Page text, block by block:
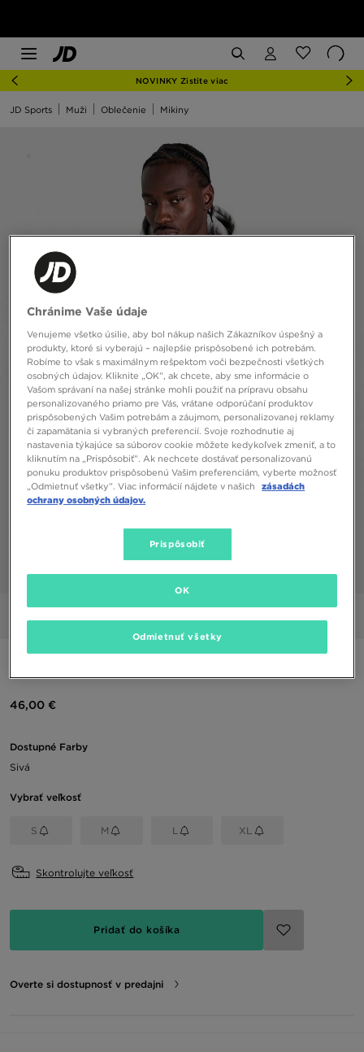
NOVINKY Zistite viac
JD Sports Muži Oblečenie Mikiny
46,00 €
Dostupné Farby
Sivá
Vybrať veľkosť
S M L XL
Skontrolujte veľkosť
Pridať do košíka
Overte si dostupnosť v predajni
Chránime Vaše údaje
Venujeme všetko úsilie, aby bol nákup našich Zákazníkov úspešný a
produkty, ktoré si vyberajú – najlepšie prispôsobené ich potrebám.
Robíme to však s maximálnym rešpektom voči bezpečnosti všetkých
osobných údajov. Kliknite „OK”, ak chcete, aby sme informácie o
Vašom správaní na našej stránke mohli použiť na prípravu obsahu
personalizovaného priamo pre Vás, vrátane odporúčaní produktov
prispôsobených Vašim potrebám a záujmom, personalizovanej reklamy
či zapamätania si vybraných preferencií. Svoje rozhodnutie aj
nastavenia týkajúce sa súborov cookie môžete kedykoľvek zmeniť, a to
kliknutím na „Prispôsobiť”. Ak nechcete dostávať personalizovanú
ponuku produktov prispôsobenú Vašim preferenciám, vyberte možnosť
„Odmietnuť všetky”. Viac informácií nájdete v našich
zásadách
ochrany osobných údajov.
Prispôsobiť
Odmietnuť všetky
OK